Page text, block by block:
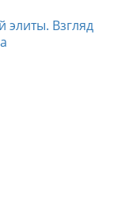
элиты. Взгляд